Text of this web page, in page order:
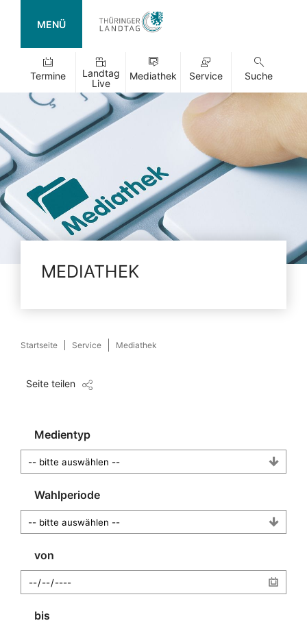
MENÜ
Termine
Landtag
Live
Mediathek Service Suche
MEDIATHEK
Startseite Service Mediathek
Seite teilen
Medientyp
Wahlperiode
von
bis